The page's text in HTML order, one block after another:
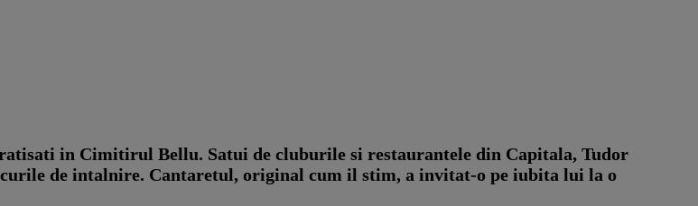
in Cimitirul Bellu. Satui de cluburile si restaurantele din Capitala, Tudor
de intalnire. Cantaretul, original cum il stim, a invitat-o pe iubita lui la o